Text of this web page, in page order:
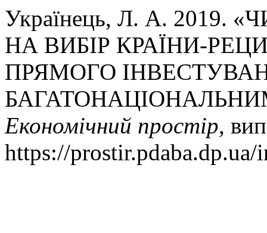
Українець, Л. А.
НА ВИБІР КРАЇНИ-
ПРЯМОГО
Економічний простір,
https://